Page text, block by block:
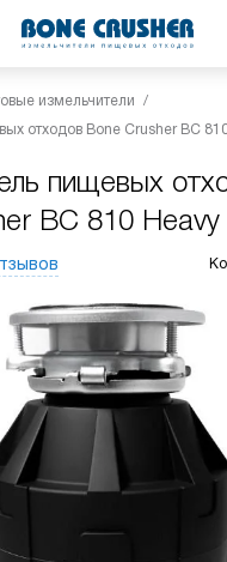
измельчители
отходов Bone Crusher BC
пищевых
BC 810